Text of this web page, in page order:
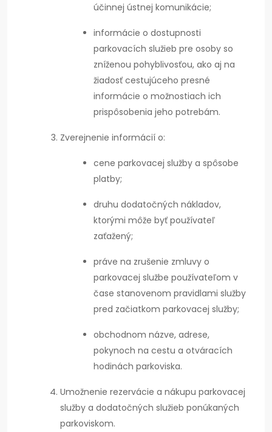
účinnej ústnej komunikácie;
informácie o dostupnosti
parkovacích služieb pre osoby so
zníženou pohyblivosťou, ako aj na
žiadosť cestujúceho presné
informácie o možnostiach ich
prispôsobenia jeho potrebám.
Zverejnenie informácií o:
cene parkovacej služby a spôsobe
platby;
druhu dodatočných nákladov,
ktorými môže byť používateľ
zaťažený;
práve na zrušenie zmluvy o
parkovacej službe používateľom v
čase stanovenom pravidlami služby
pred začiatkom parkovacej služby;
obchodnom názve, adrese,
pokynoch na cestu a otváracích
hodinách parkoviska.
Umožnenie rezervácie a nákupu parkovacej
služby a dodatočných služieb ponúkaných
parkoviskom.